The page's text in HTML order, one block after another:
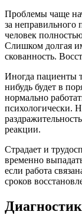
Проблемы чаще
за неправильного
человек
Слишком долгая
скованность.
Иногда пациенты
нибудь будет в
нормально
психологически.
реакции.
Страдает и
временно
если работа
сроков